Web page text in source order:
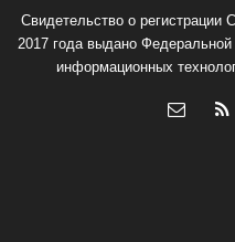
Свидетельство о
2017 года выдано
информационных